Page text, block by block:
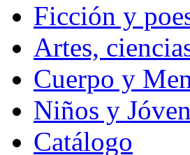
Ficción y
Artes,
Cuerpo y
Niños y
Catálogo